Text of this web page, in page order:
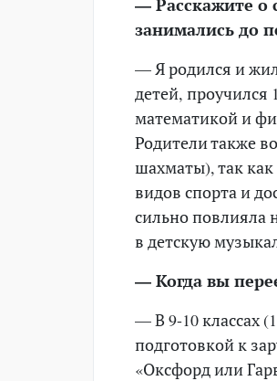
занимались до
— Я родился и
детей,
математикой и
Родители также
шахматы), так
видов спорта и
сильно повлияла
в детскую
— Когда вы
— В 9-10 классах
подготовкой к
«Оксфорд или